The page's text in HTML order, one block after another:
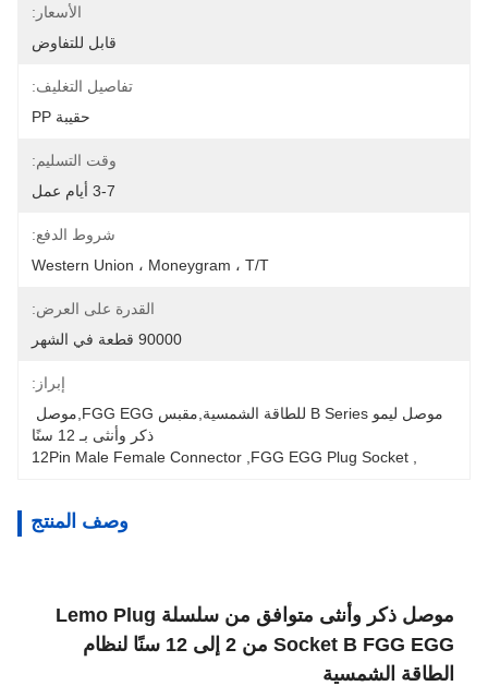
الأسعار:
قابل للتفاوض
تفاصيل التغليف:
حقيبة PP
وقت التسليم:
3-7 أيام عمل
شروط الدفع:
Western Union ، Moneygram ، T/T
القدرة على العرض:
90000 قطعة في الشهر
إبراز:
ذكر وأنثى بـ 12 سنًا
FGG EGG Plug Socket
12Pin Male Female Connector
وصف المنتج
موصل ذكر وأنثى متوافق من سلسلة Lemo Plug
Socket B FGG EGG من 2 إلى 12 سنًا لنظام
الطاقة الشمسية